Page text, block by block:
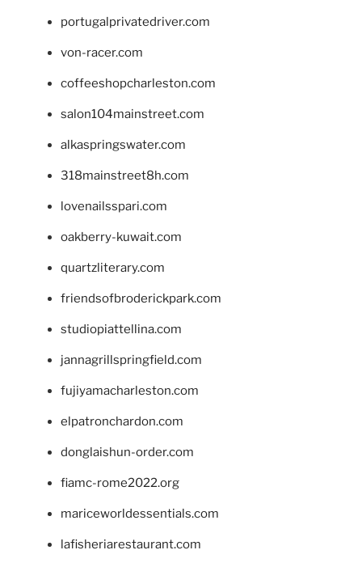
portugalprivatedriver.com
von-racer.com
coffeeshopcharleston.com
salon104mainstreet.com
alkaspringswater.com
318mainstreet8h.com
lovenailsspari.com
oakberry-kuwait.com
quartzliterary.com
friendsofbroderickpark.com
studiopiattellina.com
jannagrillspringfield.com
fujiyamacharleston.com
elpatronchardon.com
donglaishun-order.com
fiamc-rome2022.org
mariceworldessentials.com
lafisheriarestaurant.com